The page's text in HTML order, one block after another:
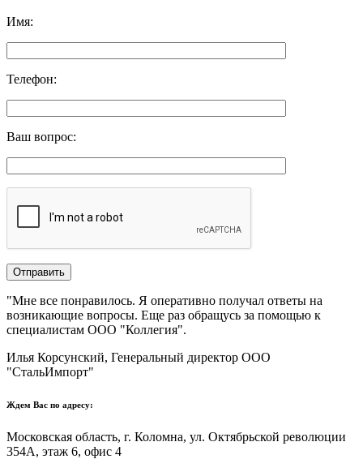
Имя:
Телефон:
Ваш вопрос:
"Мне все понравилось.​ ​Я оперативно получал ответы на
возникающие вопросы. Еще раз обращусь за помощью к
специалистам ООО "Коллегия".​
Илья Корсунский, Генеральный директор ООО
"СтальИмпорт"
Ждем Вас по адресу:
Московская область, г. Коломна, ул. Октябрьской революции
354А, этаж 6, офис 4